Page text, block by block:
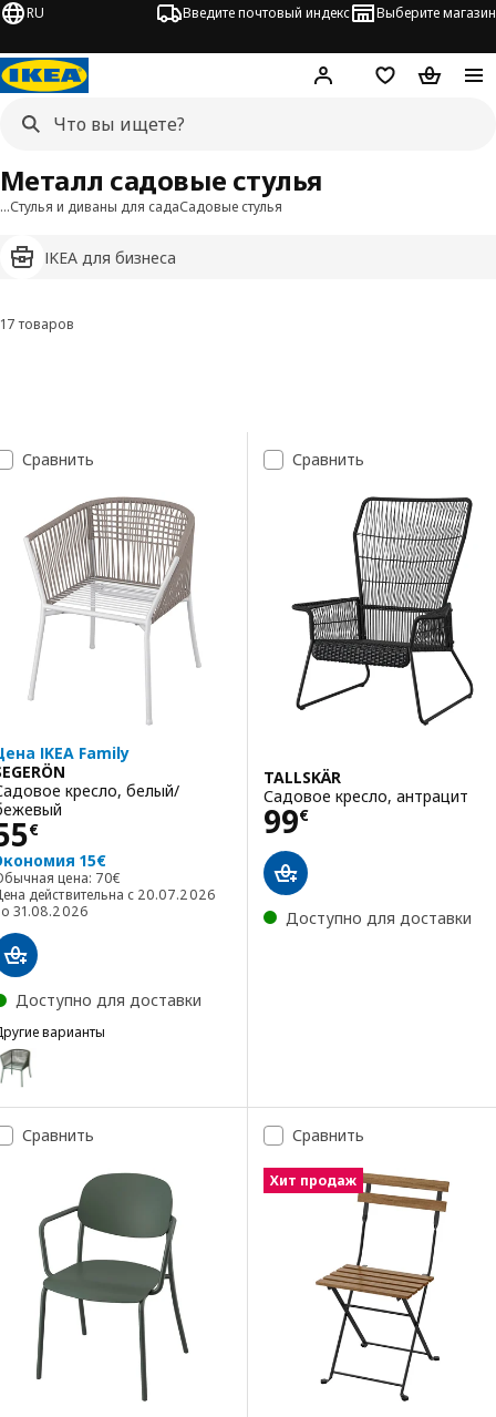
RU Введите почтовый индекс Выберите магазин
Hej! ВойтиСписокКорзина
…Стулья и диваны для садаСадовые стулья
IKEA для бизнеса
Металл садовые стулья
Фильтровать и сортировать
17 товаров
Список результатов поиска
Сравнить
IKEA Family
кресло, белый/
€ 55€
15€
цена: 70€
Обычная цена: 70€
действительна с 20.07.2026
31.08.2026
Доступно для доставки
варианты
SEGERÖN, Садовое кресло, темно-зеленый
Сравнить
TALLSKÄR
Садовое кресло, антрацит
99€
Цена 99€
Доступно для доставки
Сравнить Сравнить
Хит продаж